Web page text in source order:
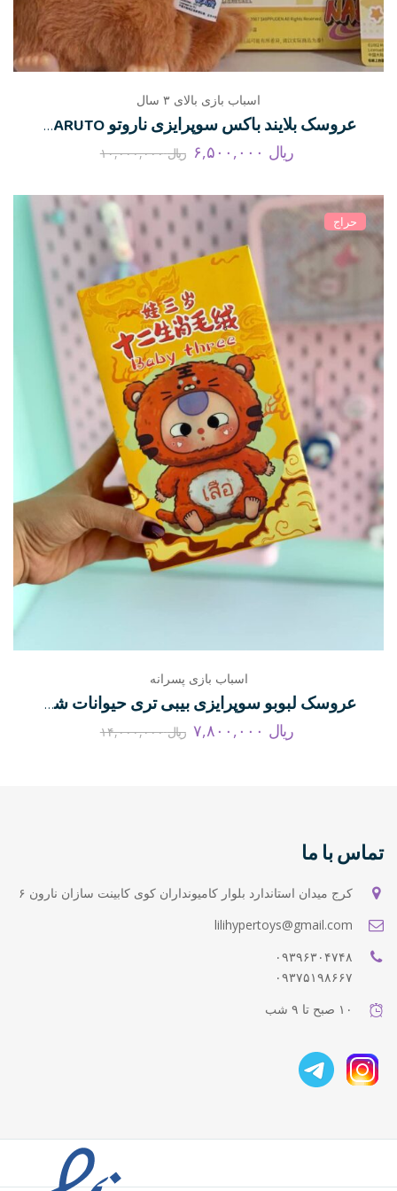
اسباب بازی بالای ۳ سال
عروسک بلایند باکس سوپرایزی ناروتو NARUTO سری انیمه
ریال ریال۱۰,۰۰۰,۰۰۰
حراج
اسباب بازی پسرانه
عروسک لبوبو سوپرایزی بیبی تری حیوانات شانسی
ریال ریال۱۴,۰۰۰,۰۰۰
تماس با ما
کرج میدان استاندارد بلوار کامیونداران کوی کابینت سازان نارون ۶
lilihypertoys@gmail.com
۰۹۳۹۶۳۰۴۷۴۸
۰۹۳۷۵۱۹۸۶۶۷
۱۰ صبح تا ۹ شب